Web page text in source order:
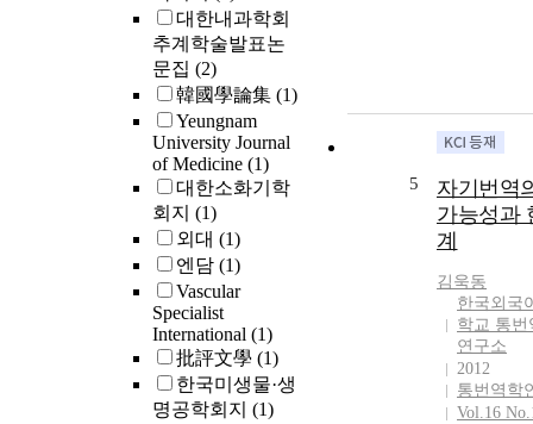
대한내과학회
추계학술발표논
문집 (2)
韓國學論集 (1)
Yeungnam
University Journal
of Medicine (1)
대한소화기학
회지 (1)
외대 (1)
엔담 (1)
Vascular
Specialist
International (1)
批評文學 (1)
한국미생물·생
명공학회지 (1)
5
자기번역
가능성과
계
김욱동
한국외국
학교 통번
연구소
2012
통번역학
Vol.16